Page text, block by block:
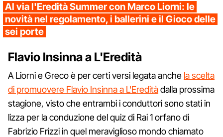
Al via l'Eredità Summer con Marco Liorni: le
novità nel regolamento, i ballerini e il Gioco delle
sei porte
Flavio Insinna a L'Eredità
A Liorni e Greco è per certi versi legata anche la scelta
di promuovere Flavio Insinna a L'Ereditàdalla prossima
stagione, visto che entrambi i conduttori sono stati in
lizza per la conduzione del quiz di Rai 1 orfano di
Fabrizio Frizzi in quel meraviglioso mondo chiamato